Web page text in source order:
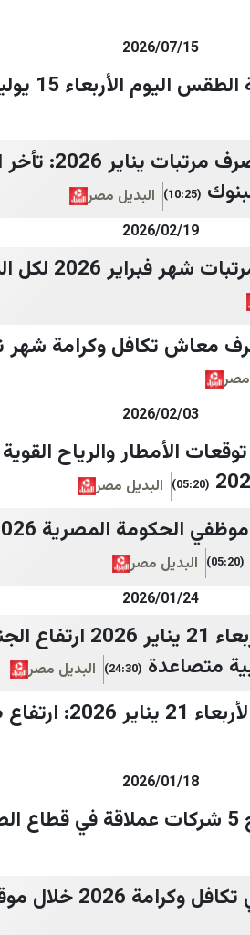
2026/07/15
15 يوليو 2026 في مصر
اليوم هو نهاية
(10:25)
البديل مصر
2026/02/19
“هتقبض
مصر
2026/02/03
الأمطار والرياح القوية
(05:20) البديل مصر
(05:20)
البديل مصر
2026/01/24
اسعار الذهب اليوم في
متصاعدة (24:30) البديل مصر
توقعات الطقس في
2026/01/18
من هنـا.. استعلام